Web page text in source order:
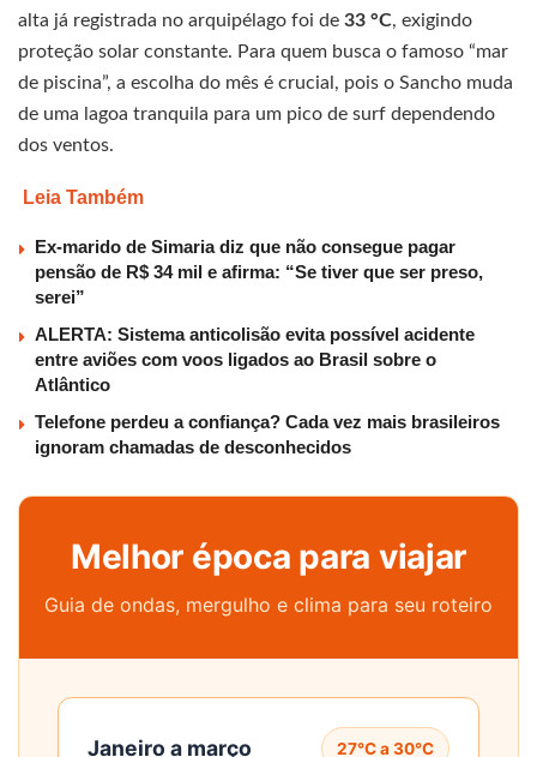
alta já registrada no arquipélago foi de 33 °C, exigindo
proteção solar constante. Para quem busca o famoso “mar
de piscina”, a escolha do mês é crucial, pois o Sancho muda
de uma lagoa tranquila para um pico de surf dependendo
dos ventos.
Leia Também
Ex-marido de Simaria diz que não consegue pagar
pensão de R$ 34 mil e afirma: “Se tiver que ser preso,
serei”
ALERTA: Sistema anticolisão evita possível acidente
entre aviões com voos ligados ao Brasil sobre o
Atlântico
Telefone perdeu a confiança? Cada vez mais brasileiros
ignoram chamadas de desconhecidos
Melhor época para viajar
Guia de ondas, mergulho e clima para seu roteiro
Janeiro a março 27°C a 30°C